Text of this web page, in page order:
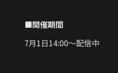
■開催期間
7月1日14:00～配信中